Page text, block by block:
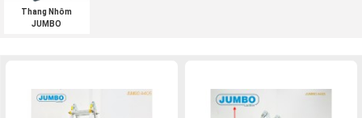
Thang Nhôm
JUMBO